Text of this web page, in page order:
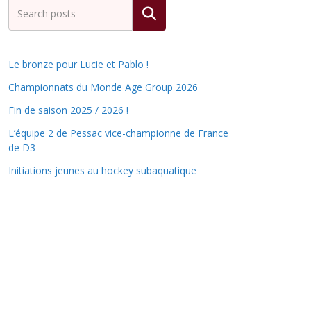
Rechercher
Le bronze pour Lucie et Pablo !
Championnats du Monde Age Group 2026
Fin de saison 2025 / 2026 !
L’équipe 2 de Pessac vice-championne de France
de D3
Initiations jeunes au hockey subaquatique